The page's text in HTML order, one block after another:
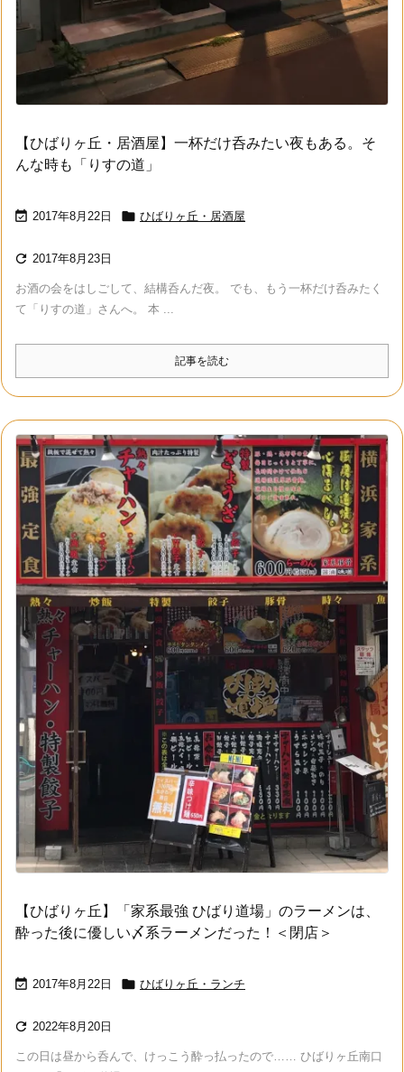
【ひばりヶ丘・居酒屋】一杯だけ呑みたい夜もある。そ
んな時も「りすの道」
 2017年8月22日  ひばりヶ丘・居酒屋
 2017年8月23日
お酒の会をはしごして、結構呑んだ夜。 でも、もう一杯だけ呑みたく
て「りすの道」さんへ。 本 ...
記事を読む
【ひばりヶ丘】「家系最強 ひばり道場」のラーメンは、
酔った後に優しい〆系ラーメンだった！＜閉店＞
 2017年8月22日  ひばりヶ丘・ランチ
 2022年8月20日
この日は昼から呑んで、けっこう酔っ払ったので…… ひばりヶ丘南口